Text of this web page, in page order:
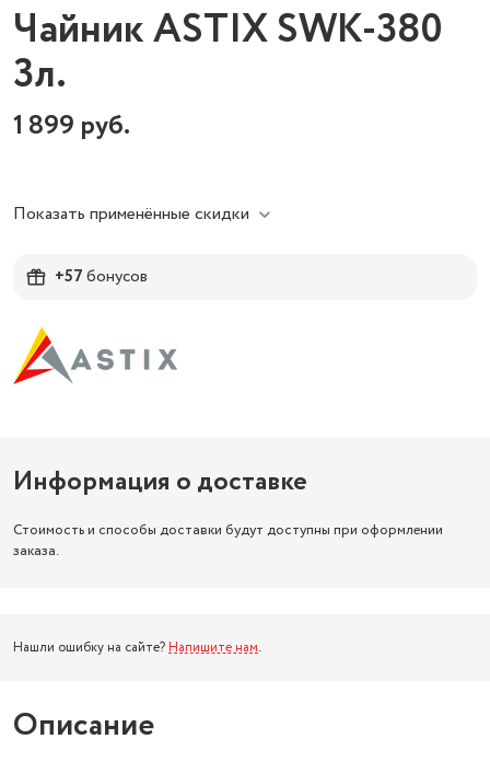
Чайник ASTIX SWK-380
3л.
1 899 руб.
Показать применённые скидки
+57бонусов
Информация о доставке
Стоимость и способы доставки будут доступны при оформлении
заказа.
Нашли ошибку на сайте? Напишите нам.
Описание